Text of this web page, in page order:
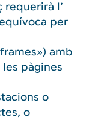
requerirà l’
per
amb
pàgines
o
o